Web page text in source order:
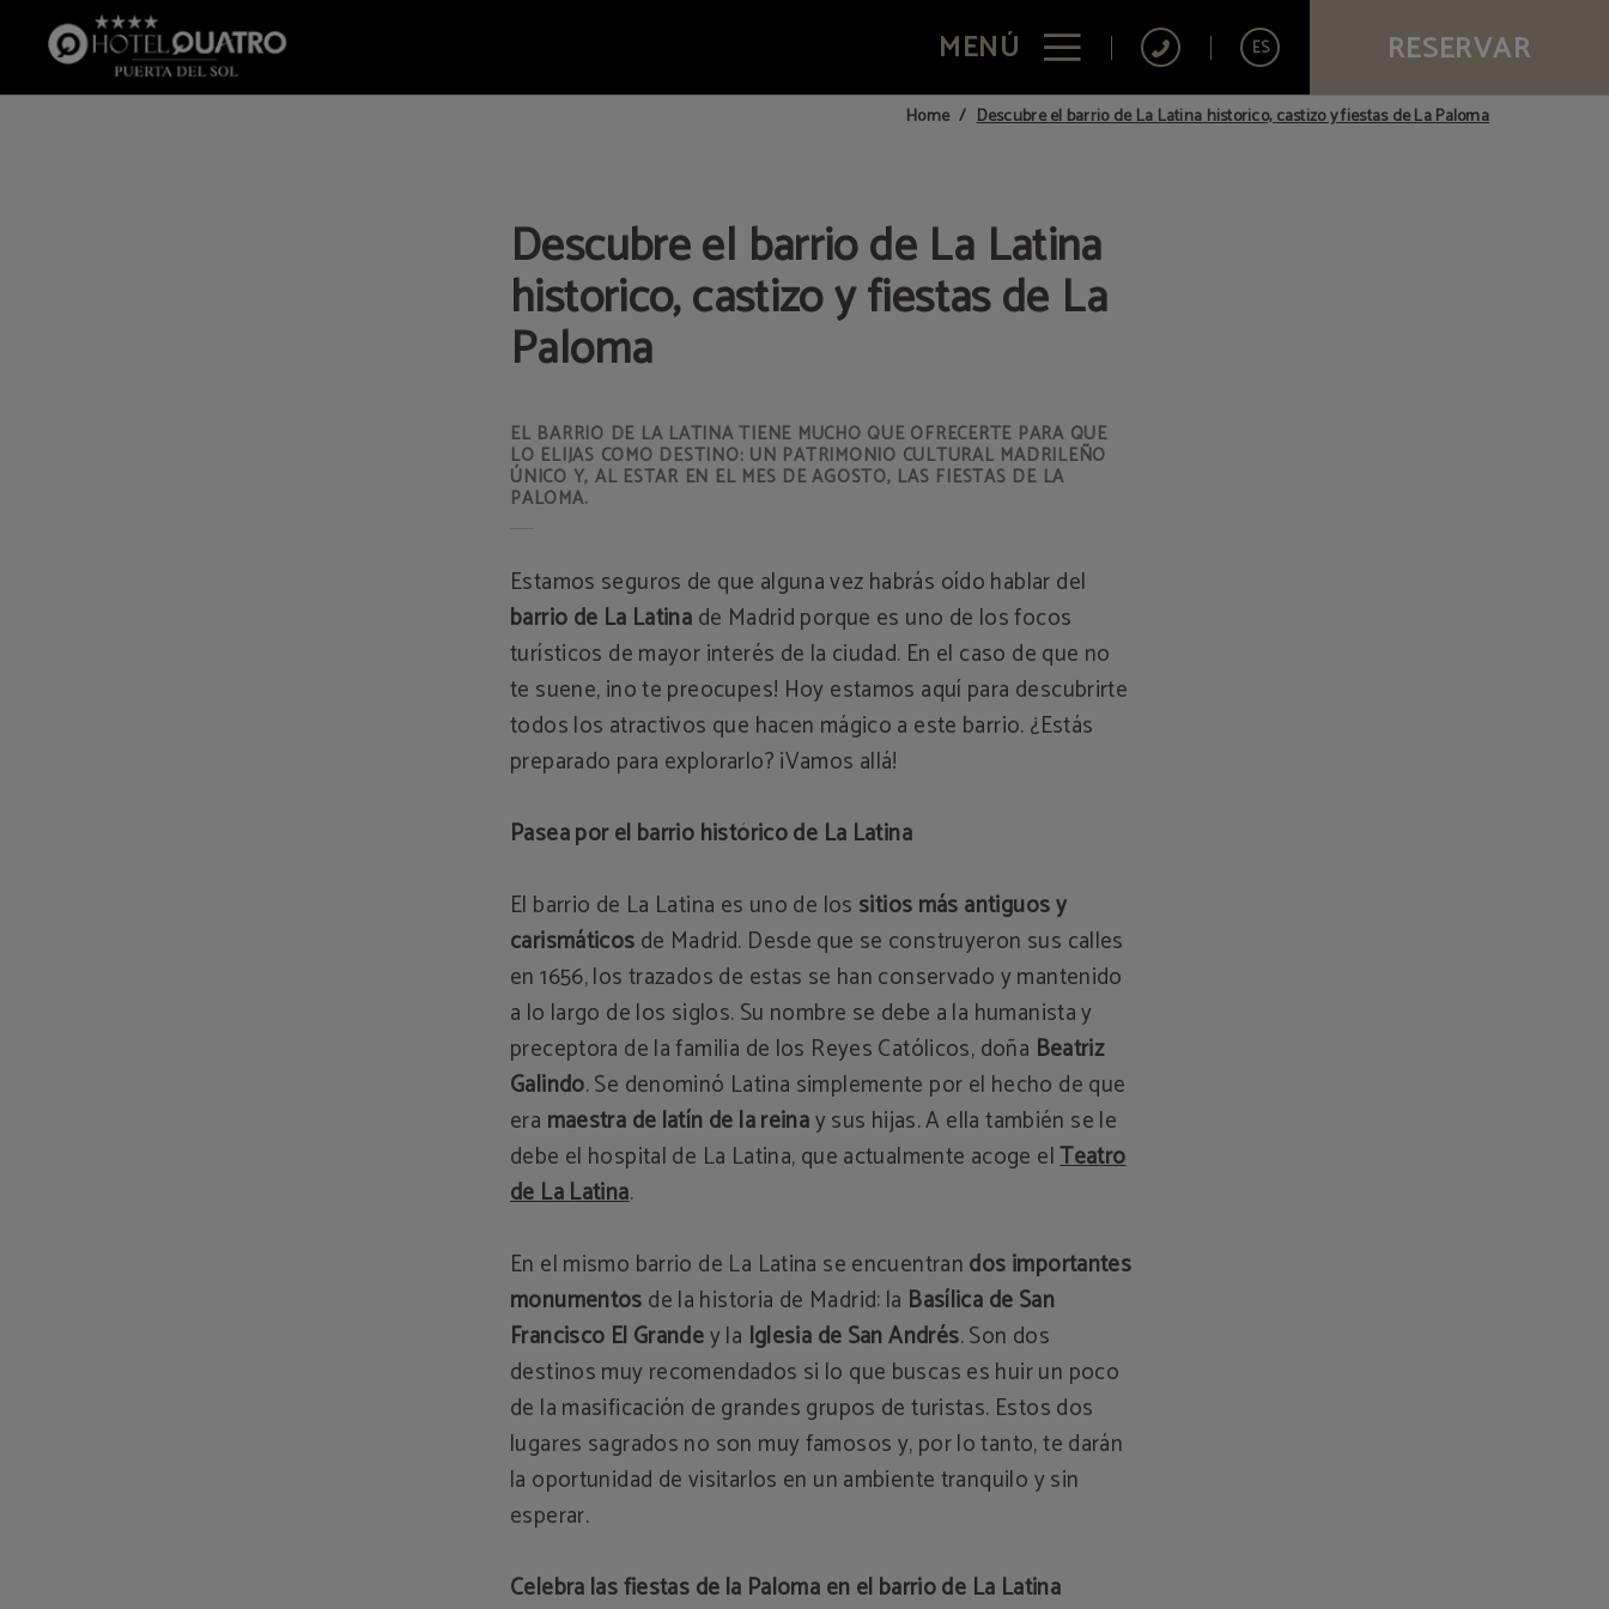
MENÚ ES RESERVAR
Descubre El Barrio De La Latina Historico, Castizo Y Fiestas De La Paloma del Hotel Quatro Puerta del Sol en Madrid. Web Oficial.
Home Descubre el barrio de La Latina historico, castizo y fiestas de La Paloma
Descubre el barrio de La Latina
historico, castizo y fiestas de La
Paloma
EL BARRIO DE LA LATINA TIENE MUCHO QUE OFRECERTE PARA QUE
LO ELIJAS COMO DESTINO: UN PATRIMONIO CULTURAL MADRILEÑO
ÚNICO Y, AL ESTAR EN EL MES DE AGOSTO, LAS FIESTAS DE LA
PALOMA.
Estamos seguros de que alguna vez habrás oído hablar del
barrio de La Latinade Madrid porque es uno de los focos
turísticos de mayor interés de la ciudad. En el caso de que no
te suene, ¡no te preocupes! Hoy estamos aquí para descubrirte
todos los atractivos que hacen mágico a este barrio. ¿Estás
preparado para explorarlo? ¡Vamos allá!
Pasea por el barrio histórico de La Latina
El barrio de La Latina es uno de los sitios más antiguos y
carismáticosde Madrid. Desde que se construyeron sus calles
en 1656, los trazados de estas se han conservado y mantenido
a lo largo de los siglos. Su nombre se debe a la humanista y
preceptora de la familia de los Reyes Católicos, doña Beatriz
Galindo. Se denominó Latina simplemente por el hecho de que
era maestra de latín de la reinay sus hijas. A ella también se le
debe el hospital de La Latina, que actualmente acoge elTeatro
de La Latina.
En el mismo barrio de La Latina se encuentrandos importantes
monumentosde la historia de Madrid: la Basílica de San
Francisco El Grandey la Iglesia de San Andrés. Son dos
destinos muy recomendados si lo que buscas es huir un poco
de la masificación de grandes grupos de turistas. Estos dos
lugares sagrados no son muy famosos y, por lo tanto, te darán
la oportunidad de visitarlos en un ambiente tranquilo y sin
esperar.
Celebra las fiestas de la Paloma en el barrio de La Latina